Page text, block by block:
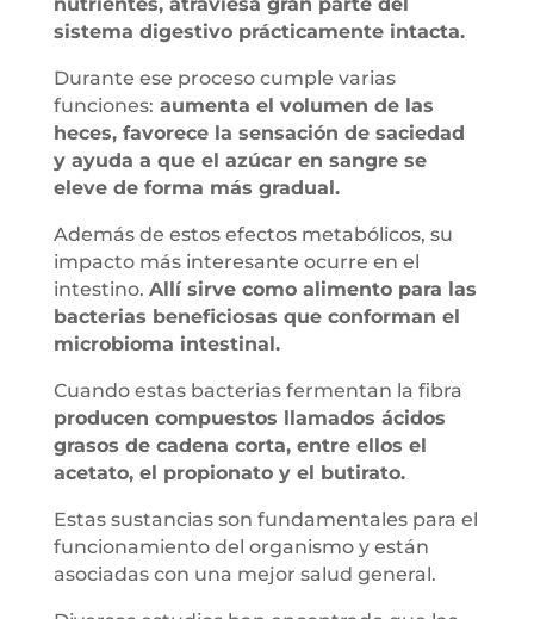
sistema digestivo prácticamente intacta.
Durante ese proceso cumple varias
funciones: aumenta el volumen de las
heces, favorece la sensación de saciedad
y ayuda a que el azúcar en sangre se
eleve de forma más gradual.
Además de estos efectos metabólicos, su
impacto más interesante ocurre en el
intestino. Allí sirve como alimento para las
bacterias beneficiosas que conforman el
microbioma intestinal.
Cuando estas bacterias fermentan la fibra
producen compuestos llamados ácidos
grasos de cadena corta, entre ellos el
acetato, el propionato y el butirato.
Estas sustancias son fundamentales para el
funcionamiento del organismo y están
asociadas con una mejor salud general.